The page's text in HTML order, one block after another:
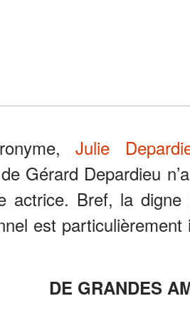
Julie
Gérard Depardieu
actrice. Bref, la
est
DE GRANDES